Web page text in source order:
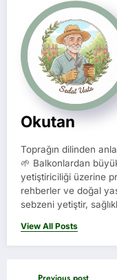
Okutan
Toprağın dilinden
🌱 Balkonlardan
yetiştiriciliği üzerine
rehberler ve doğal
sebzeni yetiştir,
View All Posts